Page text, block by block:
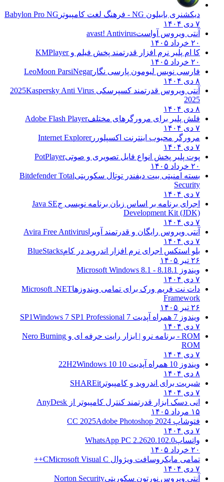
دیکشنری بابیلون NG - فرهنگ لغت کامپیوتر
Babylon Pro NG
۷ دی ۱۴۰۴
آنتی ویروس آواستavast! Antivirus
۲۰ خرداد ۱۴۰۵
کا ام پلیر نرم افزار قدرتمند پخش فیلم وKMPlayer
۲۰ خرداد ۱۴۰۵
فارسی نویس لیومون پارسی نگارLeoMoon ParsiNegar
۸ دی ۱۴۰۴
آنتی ویروس قدرتمند کسپرسکی 2025 Kaspersky Anti Virus
2025
۸ دی ۱۴۰۴
فلش پلیر برای مرورگرهای مختلفAdobe Flash Player
۷ دی ۱۴۰۴
مرورگر محبوب اینترنت اکسپلوررInternet Explorer
۷ دی ۱۴۰۴
پوت پلیر پخش انواع فایل تصویری و صوتیPotPlayer
۲۰ خرداد ۱۴۰۵
بسته امنیتی بیت دیفندر توتال سکوریتیBitdefender Total
Security
۷ دی ۱۴۰۴
اجرای برنامه بر اساس زبان برنامه نویسی جJava SE
Development Kit (JDK)
۷ دی ۱۴۰۴
آنتی ویروس رایگان و قدرتمند آویرا Avira Free Antivirus
۷ دی ۱۴۰۴
بلو استکس اجرای نرم افزار اندروید در کامBlueStacks
۲۶ تیر ۱۴۰۵
ویندوز 8.1
8.1 - Microsoft Windows 8.1
۷ دی ۱۴۰۴
دات نت فریم ورک برای تمامی ویندوزهاMicrosoft .NET
Framework
۲۶ تیر ۱۴۰۵
ویندوز 7 همراه آپدیت 7 SP1
Windows 7 SP1 Professional
۷ دی ۱۴۰۴
ROM - برنامه نرو | ابزار رایت حرفه ای و
Nero Burning
ROM
۷ دی ۱۴۰۴
ویندوز 10 همراه آپدیت 10 22H2
Windows 10
۸ دی ۱۴۰۴
شیریت برای اندروید و کامپیوتر SHAREit
۷ دی ۱۴۰۴
انی دسک ابزار قدرتمند کنترل کامپیوتر از AnyDesk
۱۵ مرداد ۱۴۰۵
فتوشاپ CC 2025 Adobe Photoshop 2024
۷ دی ۱۴۰۴
واتساپWhatsApp PC 2.2620.102.0
۲۰ خرداد ۱۴۰۵
تمامی مایکروسافت ویژوال C Microsoft Visual C++
۷ دی ۱۴۰۴
آنتی ویروس نورتون سکوریتیNorton Security